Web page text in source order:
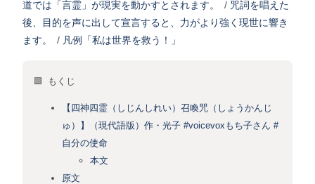
道では「言霊」が現実を動かすとされます。
/ 咒詞を唱えた
後、目的を声に出して宣言すると、力がより強く現世に響き
ます。
/ 凡例「私は世界を救う！」
🟩 もくじ
【四神四霊（しじんしれい）召喚咒（しょうかんじ
ゅ）】（現代語版）作・光子 #voicevoxもち子さん #
自分の使命
本文
原文